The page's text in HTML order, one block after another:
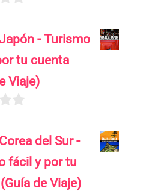
- Turismo
tu cuenta
Viaje)
del Sur -
fácil y por tu
de Viaje)